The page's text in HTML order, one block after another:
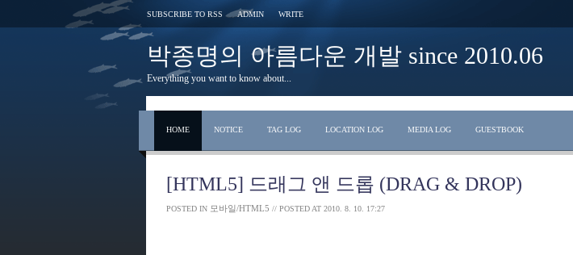
SUBSCRIBE TO RSS ADMIN WRITE
박종명의 아름다운 개발 since 2010.06
Everything you want to know about...
HOME NOTICE TAG LOG LOCATION LOG MEDIA LOG GUESTBOOK
[HTML5] 드래그 앤 드롭 (DRAG & DROP)
POSTED IN 모바일/HTML5 // POSTED AT 2010. 8. 10. 17:27